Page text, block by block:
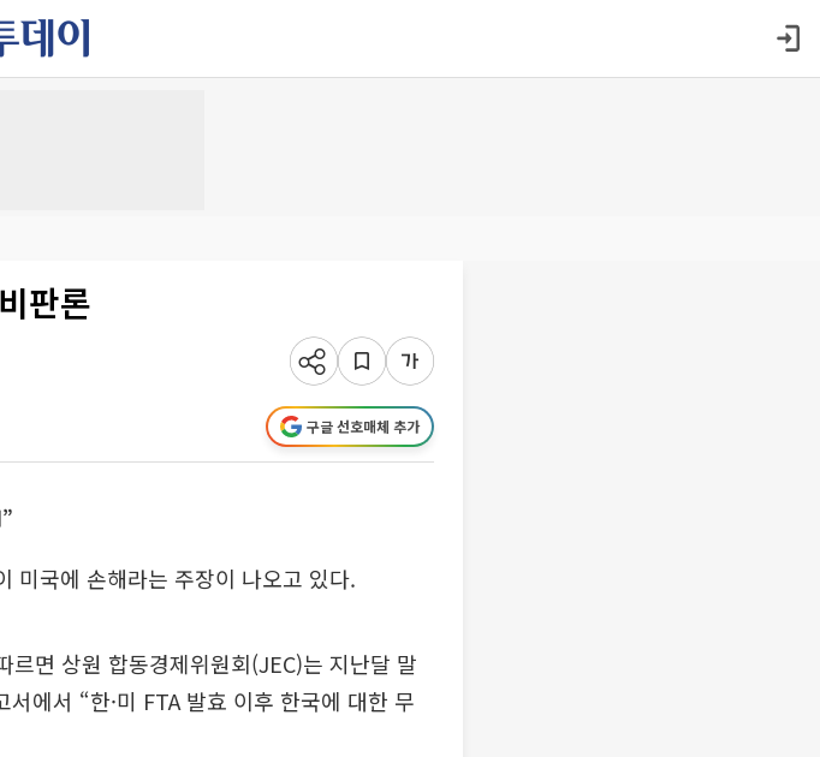
판론
구글 선호매체 추가
미국에 손해라는 주장이 나오고 있다.
면 상원 합동경제위원회(JEC)는 지난달 말
에서 “한·미 FTA 발효 이후 한국에 대한 무